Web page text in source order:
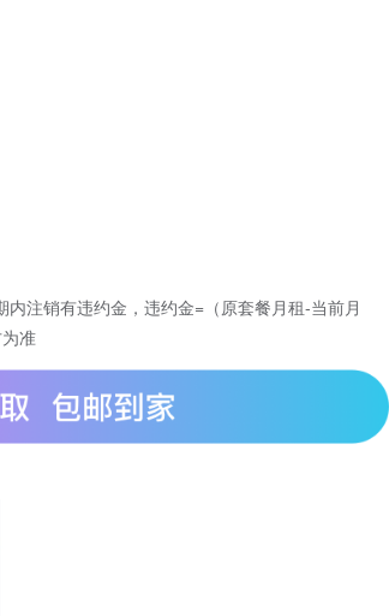
注销有违约金，违约金=（原套餐月租-当前月
准